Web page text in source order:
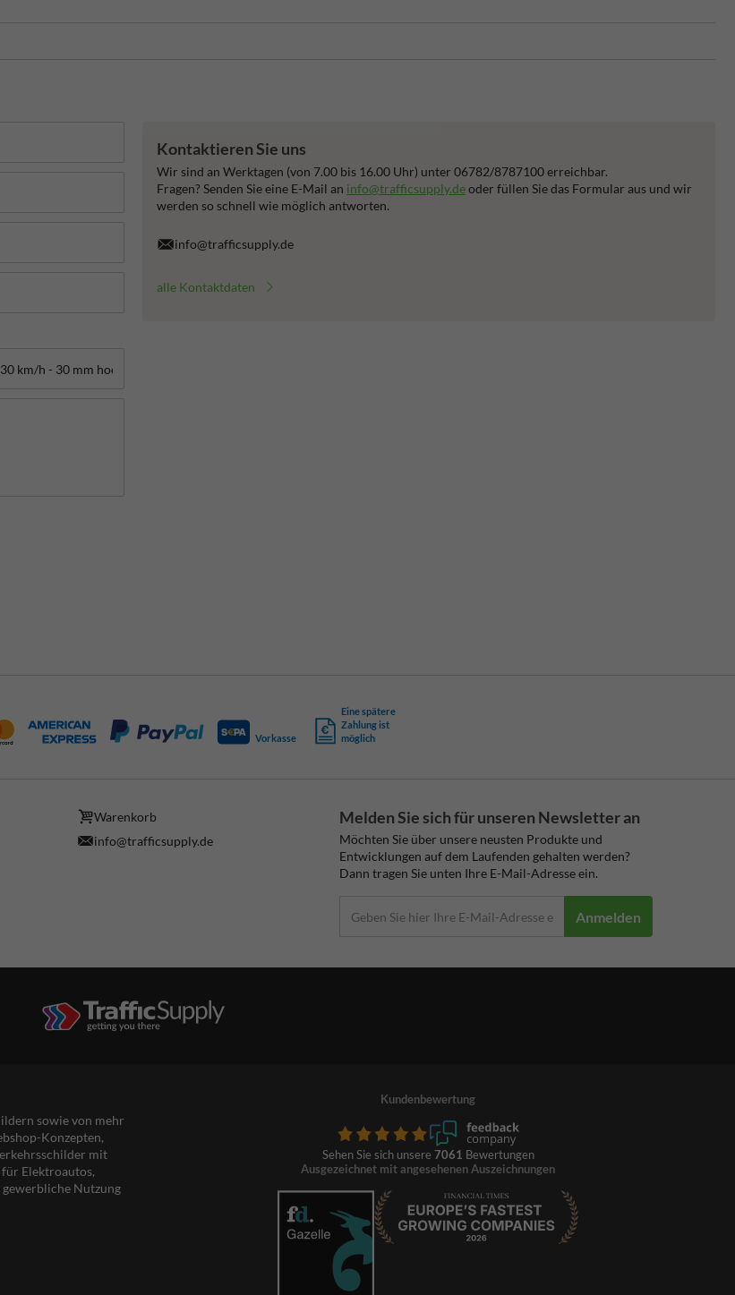
Kontaktieren Sie uns
Wir sind an Werktagen (von 7.00 bis 16.00 Uhr) unter 06782/8787100 erreichbar.
Fragen? Senden Sie eine E-Mail an info@trafficsupply.deoder füllen Sie das Formular aus und wir
werden so schnell wie möglich antworten.
info@trafficsupply.de
alle Kontaktdaten
Vorkasse
Eine spätere
Zahlung ist
möglich
Warenkorb
info@trafficsupply.de
Melden Sie sich für unseren Newsletter an
Möchten Sie über unsere neusten Produkte und
Entwicklungen auf dem Laufenden gehalten werden?
Dann tragen Sie unten Ihre E-Mail-Adresse ein.
Anmelden
sowie von mehr
Konzepten,
mit
Elektroautos,
Nutzung
Kundenbewertung
Sehen Sie sich unsere 7061 Bewertungen
Ausgezeichnet mit angesehenen Auszeichnungen